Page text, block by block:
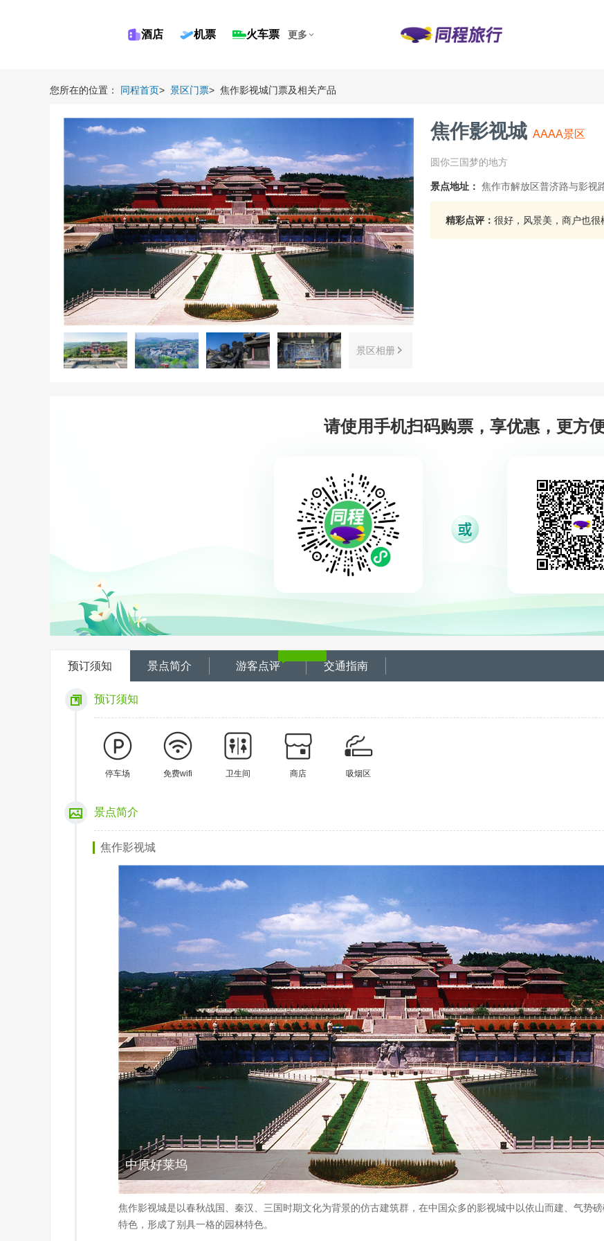
酒店 机票 火车票 更多
您所在的位置： 同程首页> 景区门票> 焦作影视城门票及相关产品
景区相册
焦作影视城 AAAA景区
圆你三国梦的地方
景点地址： 焦作市解放区普济路与影视
精彩点评： 很好，风景美，商户也很
请使用手机扫码购票，享优惠，更方
预订须知 景点简介 游客点评 交通指南
预订须知
停车场 免费wifi 卫生间 商店 吸烟区
景点简介
焦作影视城
中原好莱坞
焦作影视城是以春秋战国、秦汉、三国时期文化为背景的仿古建筑群，在中国众多的影视城中以依山而建、气势
特色，形成了别具一格的园林特色。